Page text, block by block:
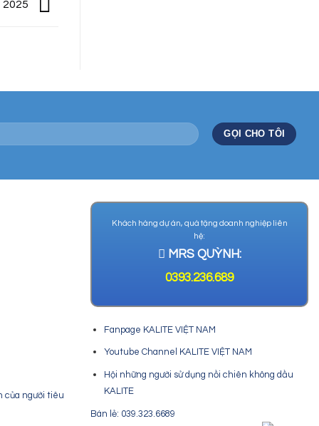
2025
của người tiêu
Khách hàng dự án, quà tặng doanh nghiệp liên
hệ:
MRS QUỲNH:
0393.236.689
Fanpage KALITE VIỆT NAM
Youtube Channel KALITE VIỆT NAM
Hội những người sử dụng nồi chiên không dầu
KALITE
Bán lẻ: 039.323.6689